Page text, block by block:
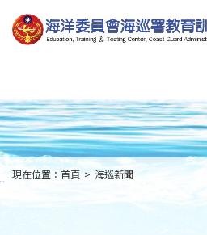
到
主
要
to
main
content
:::
現在位置： 首頁 > 海巡新聞